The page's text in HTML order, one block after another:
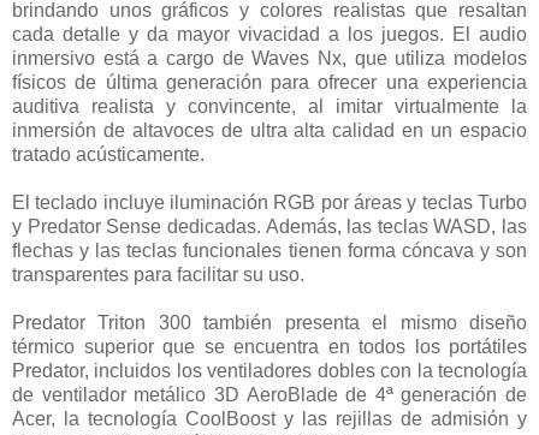
brindando unos gráficos y colores realistas que resaltan
cada detalle y da mayor vivacidad a los juegos. El audio
inmersivo está a cargo de Waves Nx, que utiliza modelos
físicos de última generación para ofrecer una experiencia
auditiva realista y convincente, al imitar virtualmente la
inmersión de altavoces de ultra alta calidad en un espacio
tratado acústicamente.
El teclado incluye iluminación RGB por áreas y teclas Turbo
y Predator Sense dedicadas. Además, las teclas WASD, las
flechas y las teclas funcionales tienen forma cóncava y son
transparentes para facilitar su uso.
Predator Triton 300 también presenta el mismo diseño
térmico superior que se encuentra en todos los portátiles
Predator, incluidos los ventiladores dobles con la tecnología
de ventilador metálico 3D AeroBlade de 4ª generación de
Acer, la tecnología CoolBoost y las rejillas de admisión y